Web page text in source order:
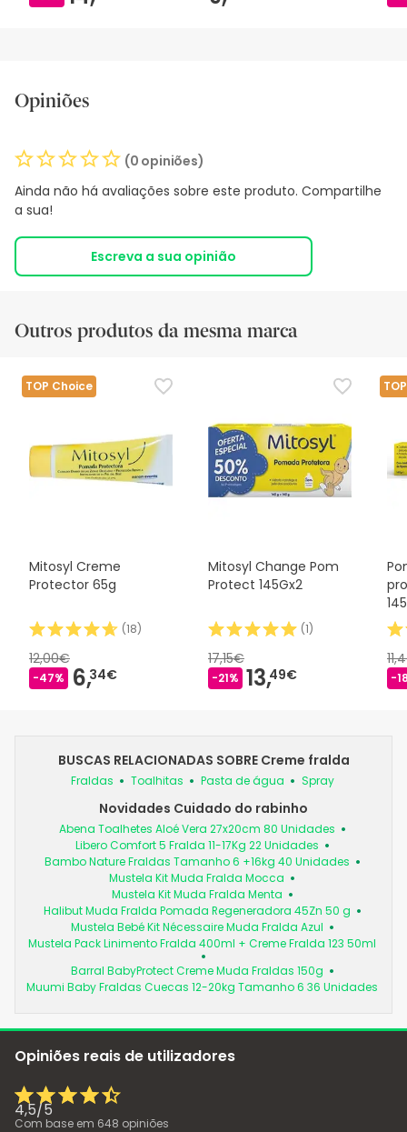
Opiniões
(0 opiniões)
Ainda não há avaliações sobre este produto. Compartilhe
a sua!
Escreva a sua opinião
Outros produtos da mesma marca
TOP Choice
Mitosyl Creme
Protector 65g
(18)
12,00€
-47% 6,34€
Mitosyl Change Pom
Protect 145Gx2
(1)
17,15€
-21% 13,49€ -
BUSCAS RELACIONADAS SOBRE Creme fralda
Fraldas Toalhitas Pasta de água Spray
Novidades Cuidado do rabinho
Abena Toalhetes Aloé Vera 27x20cm 80 Unidades
Libero Comfort 5 Fralda 11-17Kg 22 Unidades
Bambo Nature Fraldas Tamanho 6 +16kg 40 Unidades
Mustela Kit Muda Fralda Mocca
Mustela Kit Muda Fralda Menta
Halibut Muda Fralda Pomada Regeneradora 45Zn 50 g
Mustela Bebé Kit Nécessaire Muda Fralda Azul
Mustela Pack Linimento Fralda 400ml + Creme Fralda 123 50ml
Barral BabyProtect Creme Muda Fraldas 150g
Muumi Baby Fraldas Cuecas 12-20kg Tamanho 6 36 Unidades
Opiniões reais de utilizadores
4,5/5
Com base em 648 opiniões